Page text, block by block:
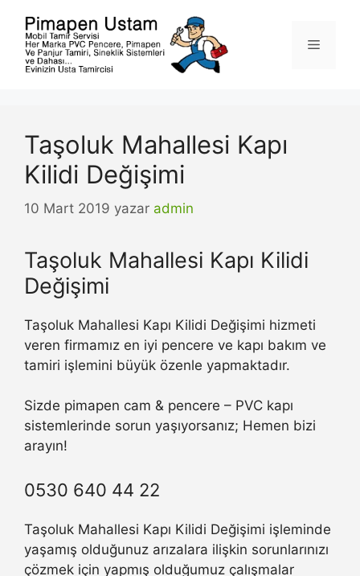
Menü
Taşoluk Mahallesi Kapı
Kilidi Değişimi
10 Mart 2019 yazar admin
Taşoluk Mahallesi Kapı Kilidi
Değişimi
Taşoluk Mahallesi Kapı Kilidi Değişimi hizmeti
veren firmamız en iyi pencere ve kapı bakım ve
tamiri işlemini büyük özenle yapmaktadır.
Sizde pimapen cam & pencere – PVC kapı
sistemlerinde sorun yaşıyorsanız; Hemen bizi
arayın!
0530 640 44 22
Taşoluk Mahallesi Kapı Kilidi Değişimi işleminde
yaşamış olduğunuz arızalara ilişkin sorunlarınızı
çözmek için yapmış olduğumuz çalışmalar